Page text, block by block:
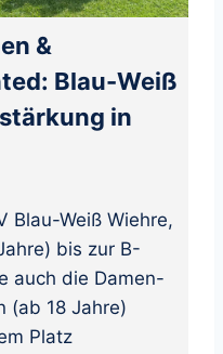
&
Blau-Weiß
in
Blau-Weiß Wiehre,
bis zur B-
auch die Damen-
(ab 18 Jahre)
Platz